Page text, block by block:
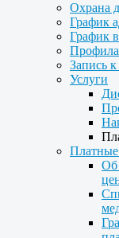
Охрана
График
График
Запись к
Услуги
Платные
Об